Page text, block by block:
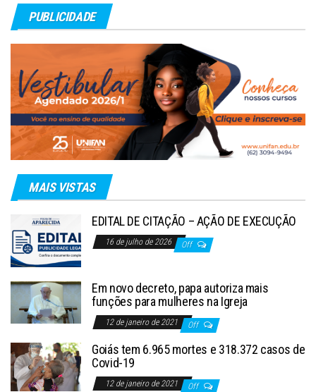
PUBLICIDADE
MAIS VISTAS
EDITAL DE CITAÇÃO – AÇÃO DE EXECUÇÃO
16 de julho de 2026 Off
Em novo decreto, papa autoriza mais
funções para mulheres na Igreja
12 de janeiro de 2021 Off
Goiás tem 6.965 mortes e 318.372 casos de
Covid-19
12 de janeiro de 2021 Off